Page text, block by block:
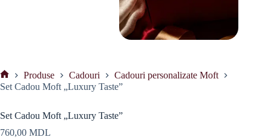
Prima
Produse Cadouri
Cadouri personalizate Moft
Set Cadou Moft „Luxury Taste”
Set Cadou Moft „Luxury Taste”
760,00 MDL